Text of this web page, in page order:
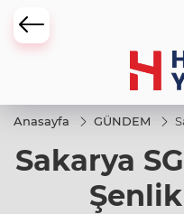
Anasayfa GÜNDEM
Sakarya